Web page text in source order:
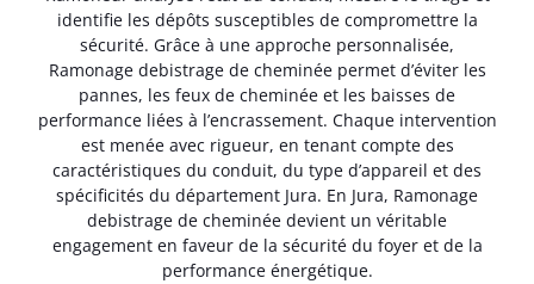
identifie les dépôts susceptibles de compromettre la
sécurité. Grâce à une approche personnalisée,
Ramonage debistrage de cheminée permet d’éviter les
pannes, les feux de cheminée et les baisses de
performance liées à l’encrassement. Chaque intervention
est menée avec rigueur, en tenant compte des
caractéristiques du conduit, du type d’appareil et des
spécificités du département Jura. En Jura, Ramonage
debistrage de cheminée devient un véritable
engagement en faveur de la sécurité du foyer et de la
performance énergétique.